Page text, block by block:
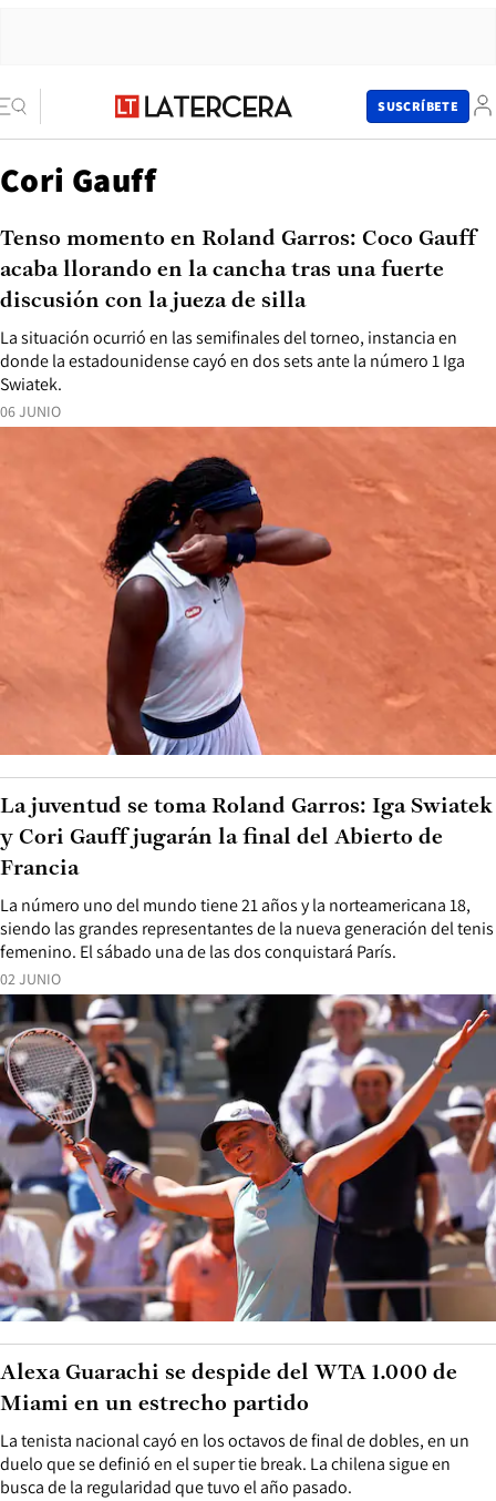
SUSCRÍBETE
Cori Gauff
06 JUNIO
La situación ocurrió en las semifinales del torneo, instancia en
donde la estadounidense cayó en dos sets ante la número 1 Iga
Swiatek.
Tenso momento en Roland Garros: Coco Gauff
acaba llorando en la cancha tras una fuerte
discusión con la jueza de silla
02 JUNIO
La número uno del mundo tiene 21 años y la norteamericana 18,
siendo las grandes representantes de la nueva generación del tenis
femenino. El sábado una de las dos conquistará París.
La juventud se toma Roland Garros: Iga Swiatek
y Cori Gauff jugarán la final del Abierto de
Francia
La tenista nacional cayó en los octavos de final de dobles, en un
duelo que se definió en el super tie break. La chilena sigue en
busca de la regularidad que tuvo el año pasado.
Alexa Guarachi se despide del WTA 1.000 de
Miami en un estrecho partido